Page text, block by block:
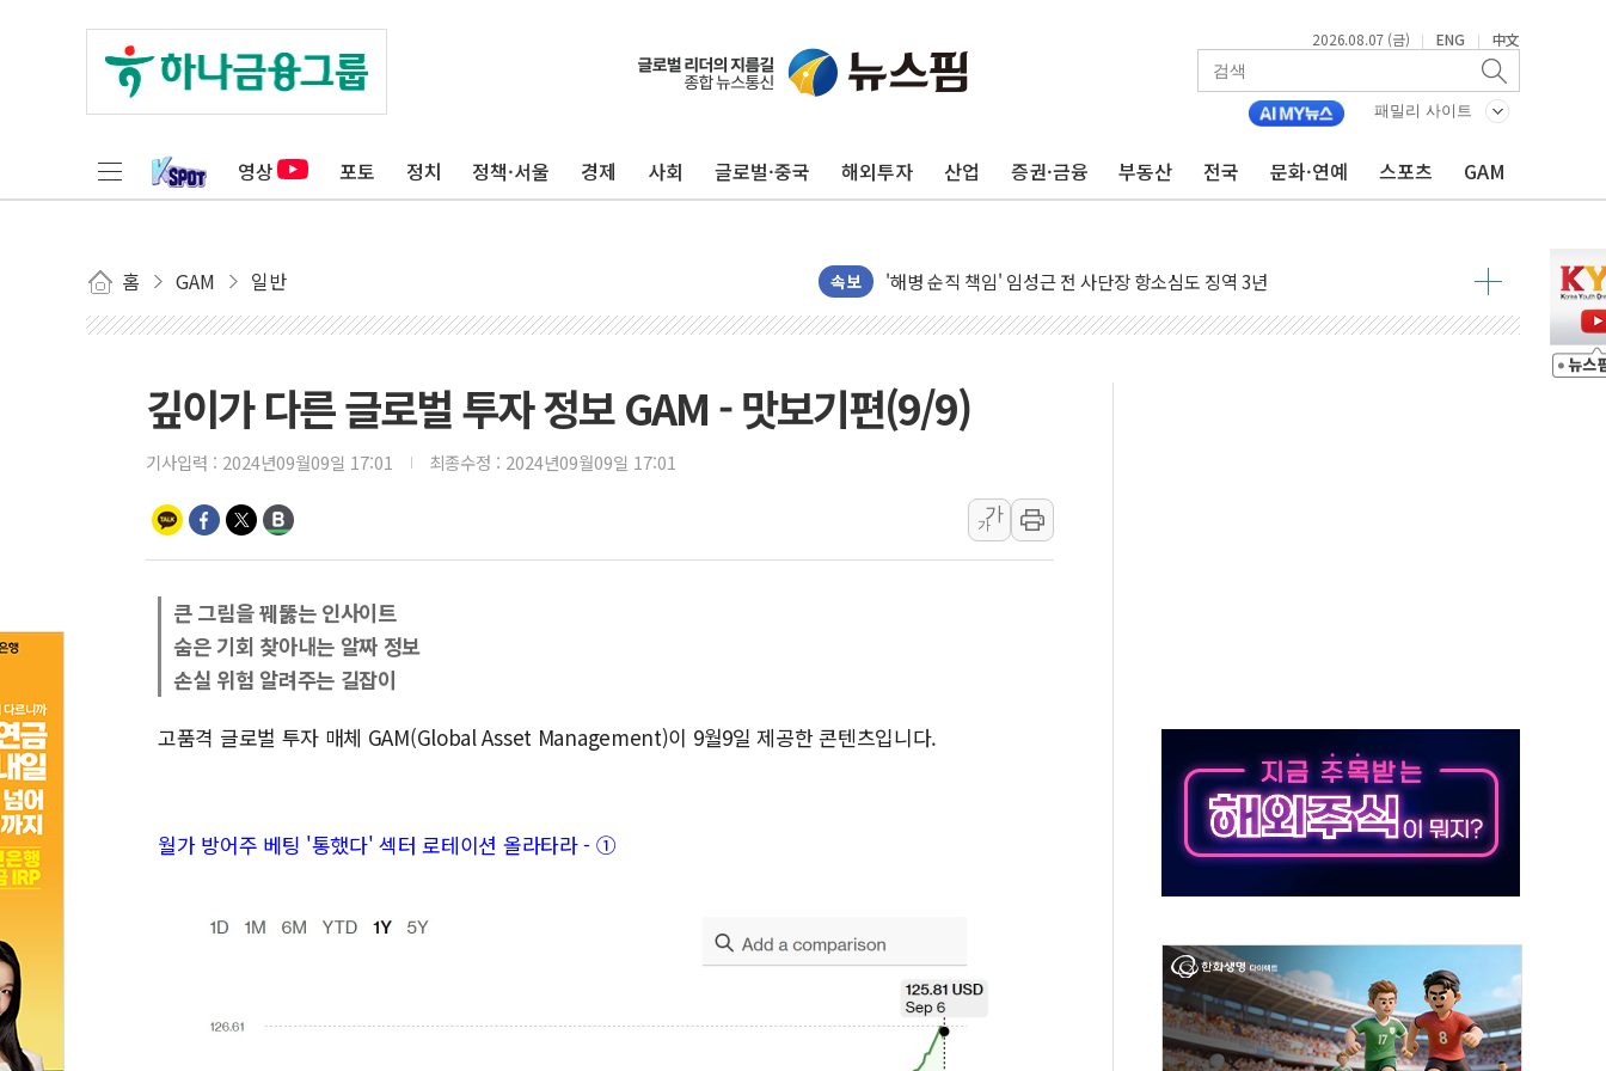
2026.08.07 (금) | ENG | 中文
패밀리 사이트
영상 포토 정치 정책·서울 경제 사회 글로벌·중국 해외투자 산업 증권·금융 부동산 전국 문화·연예 스포츠 GAM
홈 GAM 일반 속보
전남광주 화정역 인근 도로 4중 추돌…1명 심정지·5명 부상
청도 문수리 야산서 산불 진화 중...진화헬기 3대 투입
헥토이노베이션, 상반기 매출 첫 2000억원 돌파
우리은행, 고창해상풍력에 4000억 금융 지원
민병덕 "오늘 67개 점포 영업 재개...장바구니에 홈플러스 담아달라" 호소
하나금융이 쏘아 올린 CIFO, 금융지주 포용금융 조직개편 신호탄
코스피·코스닥 오전 동반 하락…내린 종목이 두 배 넘어
'입추'인데 연일 찜통더위…김성환 기후부 장관 "예측범위 벗어나도 즉시대응"
"최대 2시간 앞서 침수 예측"…건설연, AI 위험기상 기술 개발
AI에 승부 건 네이버…내년 AI 팩토리 매출 본격화
日, 4~6월 105조원 환시 개입...4월 말 '56조원' 사상 최대
오렌지플래닛 창업재단, 스타트업 지원 프로그램 성료
경찰, '300억대 사기 혐의' 차가원 대표 구속 송치
깊이가 다른 글로벌 투자 정보 GAM - 맛보기편(9/9)
기사입력 : 2024년09월09일 17:01 최종수정 : 2024년09월09일 17:01
가
가
큰 그림을 꿰뚫는 인사이트
숨은 기회 찾아내는 알짜 정보
손실 위험 알려주는 길잡이
고품격 글로벌 투자 매체 GAM(Global Asset Management)이 9월9일 제공한 콘텐츠입니다.
월가 방어주 베팅 '통했다' 섹터 로테이션 올라타라 - ①